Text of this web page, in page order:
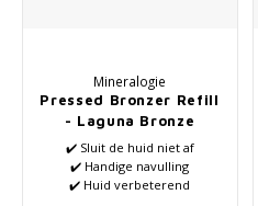
Mineralogie
Pressed Bronzer Refill
- Laguna Bronze
✔️ Sluit de huid niet af
✔️ Handige navulling
✔️ Huid verbeterend